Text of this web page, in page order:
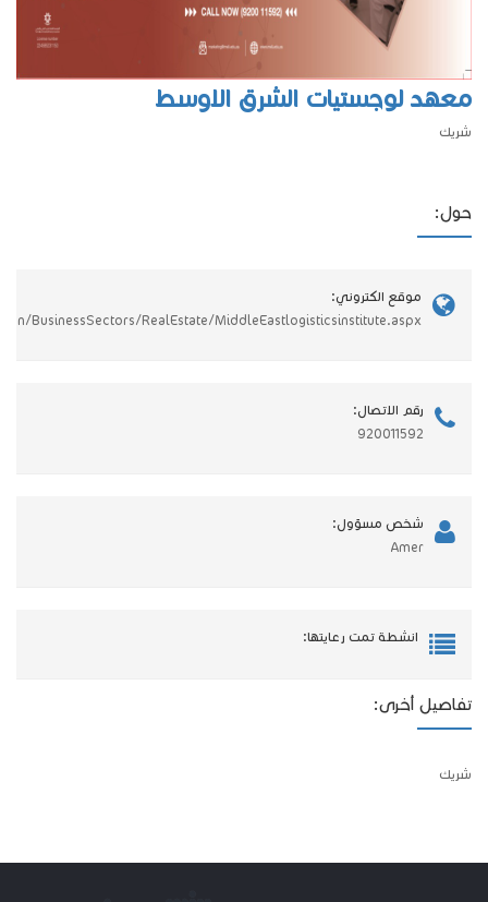
معهد لوجستيات الشرق الاوسط
شريك
حول:
موقع الكتروني:
BusinessSectors/RealEstate/MiddleEastlogisticsinstitute.aspx
رقم الاتصال:
920011592
شخص مسؤول:
Amer
انشطة تمت رعايتها:
تفاصيل أخرى:
شريك